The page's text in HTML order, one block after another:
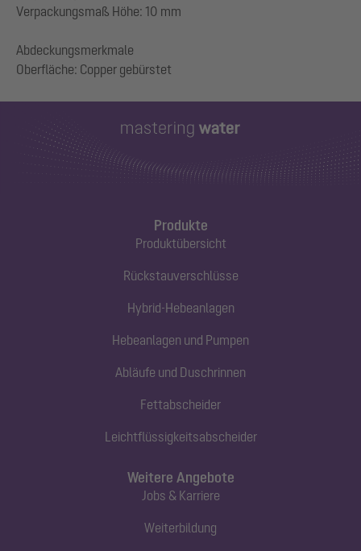
Verpackungsmaß Höhe: 10 mm
Abdeckungsmerkmale
Produkte
Produktübersicht
Rückstauverschlüsse
Hybrid-Hebeanlagen
Hebeanlagen und Pumpen
Abläufe und Duschrinnen
Fettabscheider
Leichtflüssigkeitsabscheider
Weitere Angebote
Jobs & Karriere
Weiterbildung